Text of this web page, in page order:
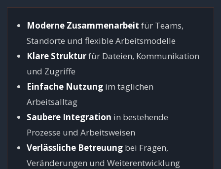
Moderne Zusammenarbeit für Teams,
Standorte und flexible Arbeitsmodelle
Klare Strukturfür Dateien, Kommunikation
und Zugriffe
Einfache Nutzung im täglichen
Arbeitsalltag
Saubere Integration in bestehende
Prozesse und Arbeitsweisen
Verlässliche Betreuung bei Fragen,
Veränderungen und Weiterentwicklung